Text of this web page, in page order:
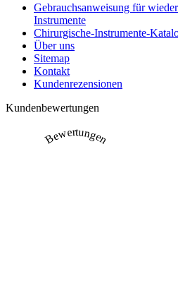
Gebrauchsanweisung für
Instrumente
Chirurgische-Instrumente-
Über uns
Sitemap
Kontakt
Kundenrezensionen
Kundenbewertungen
Bewertungen